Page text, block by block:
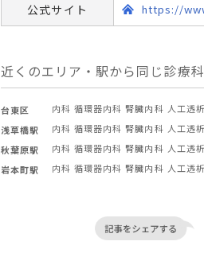
公式サイト https://
近くのエリア・駅から同じ診療
台東区 内科 循環器内科 腎臓内科 人工透
浅草橋駅
内科 循環器内科 腎臓内科 人工透
秋葉原駅
内科 循環器内科 腎臓内科 人工透
岩本町駅
内科 循環器内科 腎臓内科 人工透